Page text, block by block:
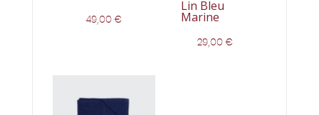
49,00 €
Lin Bleu
Marine
29,00€